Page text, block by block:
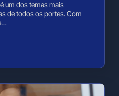
um dos temas mais
de todos os portes. Com